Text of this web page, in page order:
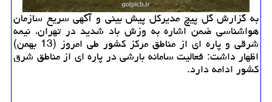
به گزارش گل پیچ مدیركل پیش بینی و آگهی سریع سازمان
هواشناسی ضمن اشاره به وزش باد شدید در تهران، نیمه
شرقی و پاره ای از مناطق مركز كشور طی امروز (13 بهمن)
اظهار داشت: فعالیت سامانه بارشی در پاره ای از مناطق شرق
كشور ادامه دارد.